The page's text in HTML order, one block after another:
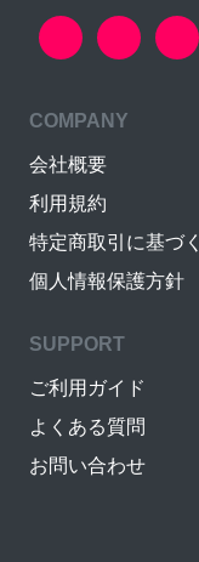
COMPANY
会社概要
利用規約
特定商取引に基づ
個人情報保護方針
SUPPORT
ご利用ガイド
よくある質問
お問い合わせ